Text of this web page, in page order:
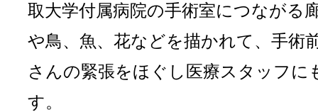
取大学付属病院の手術室につながる
や鳥、魚、花などを描かれて、手術
さんの緊張をほぐし医療スタッフに
す。